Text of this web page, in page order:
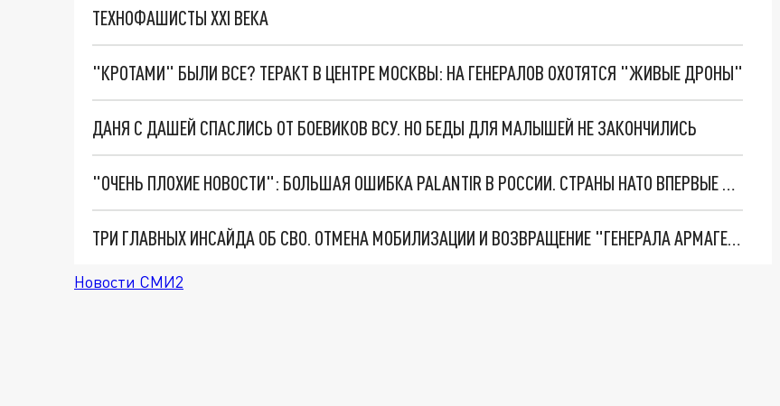
ТЕХНОФАШИСТЫ XXI ВЕКА
"КРОТАМИ" БЫЛИ ВСЕ? ТЕРАКТ В ЦЕНТРЕ МОСКВЫ: НА ГЕНЕРАЛОВ ОХОТЯТСЯ "ЖИВЫЕ ДРОНЫ"
ДАНЯ С ДАШЕЙ СПАСЛИСЬ ОТ БОЕВИКОВ ВСУ. НО БЕДЫ ДЛЯ МАЛЫШЕЙ НЕ ЗАКОНЧИЛИСЬ
"ОЧЕНЬ ПЛОХИЕ НОВОСТИ": БОЛЬШАЯ ОШИБКА PALANTIR В РОССИИ. СТРАНЫ НАТО ВПЕРВЫЕ ЗА СВО ОСТАНОВИЛИ ПОСТАВКИ ОРУЖИЯ. ВСУ ТЕРЯЮТ ПРИГРАНИЧЬЕ?
ТРИ ГЛАВНЫХ ИНСАЙДА ОБ СВО. ОТМЕНА МОБИЛИЗАЦИИ И ВОЗВРАЩЕНИЕ "ГЕНЕРАЛА АРМАГЕДДОНА"? ОТЛИЧНЫЕ НОВОСТИ, КОТОРЫЕ ЖДАЛИ ВСЕ
Новости СМИ2